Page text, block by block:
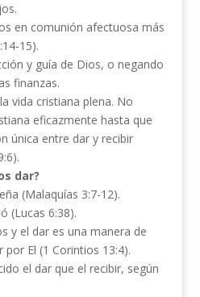
en comunión afectuosa más
15).
y guía de Dios, o negando
finanzas.
vida cristiana plena. No
eficazmente hasta que
única entre dar y recibir
dar?
(Malaquías 3:7-12).
(Lucas 6:38).
y el dar es una manera de
El (1 Corintios 13:4).
el dar que el recibir, según